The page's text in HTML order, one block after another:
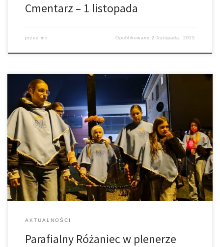
Cmentarz – 1 listopada
przez ms Opublikowano 2 listopada, 2025
Kiedy końcówką października i początkiem listopada świat
pogański obchodzi Halloween, a siły zła mają swoje święta,
katolicy świętują swoje powołanie do świętości, wypraszając
wstawiennictwa świętych i błogosławionych i wychwalając
Najświętszego Boga. W parafiach odbywają się Bale Wszystkich
Świętych, Procesje Różańcowe. Nie inaczej było również w naszej
parafii. W ostatnim dniu […]
AKTUALNOŚCI
Parafialny Różaniec w plenerze